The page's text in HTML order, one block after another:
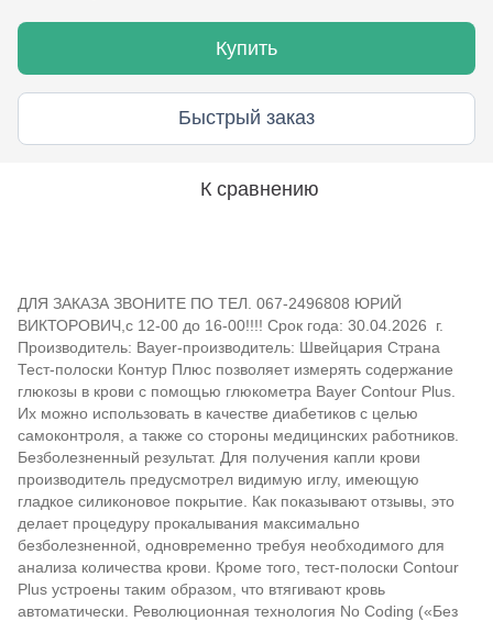
Купить
Быстрый заказ
К сравнению
ДЛЯ ЗАКАЗА ЗВОНИТЕ ПО ТЕЛ. 067-2496808 ЮРИЙ
ВИКТОРОВИЧ,с 12-00 до 16-00!!!! Срок года: 30.04.2026 г.
Производитель: Bayer-производитель: Швейцария Страна
Тест-полоски Контур Плюс позволяет измерять содержание
глюкозы в крови с помощью глюкометра Bayer Contour Plus.
Их можно использовать в качестве диабетиков с целью
самоконтроля, а также со стороны медицинских работников.
Безболезненный результат. Для получения капли крови
производитель предусмотрел видимую иглу, имеющую
гладкое силиконовое покрытие. Как показывают отзывы, это
делает процедуру прокалывания максимально
безболезненной, одновременно требуя необходимого для
анализа количества крови. Кроме того, тест-полоски Contour
Plus устроены таким образом, что втягивают кровь
автоматически. Революционная технология No Coding («Без